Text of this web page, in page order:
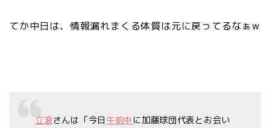
てか中日は、情報漏れまくる体質は元に戻ってるなぁw
立浪さんは「今日 午前中 に加藤球団代表とお会い